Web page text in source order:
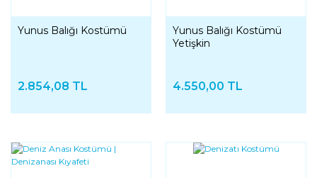
Yunus Balığı Kostümü
2.854,08 TL
Yunus Balığı Kostümü
Yetişkin
4.550,00 TL